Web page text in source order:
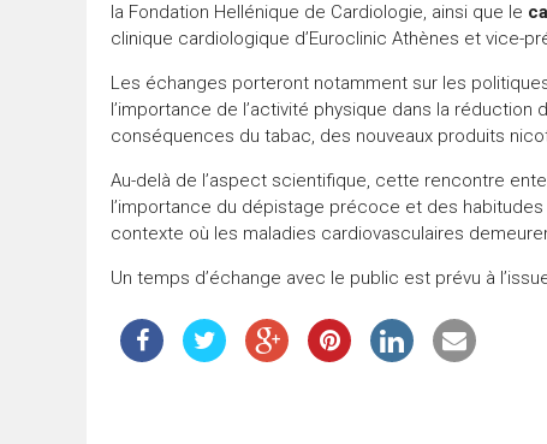
la Fondation Hellénique de Cardiologie, ainsi que le
clinique cardiologique d’Euroclinic Athènes et vice-
Les échanges porteront notamment sur les
l’importance de l’activité physique dans la
conséquences du tabac, des nouveaux produits
Au-delà de l’aspect scientifique, cette rencontre
l’importance du dépistage précoce et des
contexte où les maladies cardiovasculaires
Un temps d’échange avec le public est prévu à